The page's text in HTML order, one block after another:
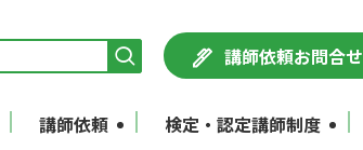
講師依頼お問合せ
講師依頼 検定・認定講師制度